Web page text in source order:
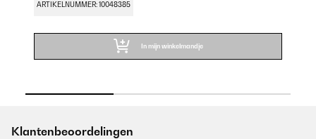
ARTIKELNUMMER: 10048385
In mijn winkelmandje
Klantenbeoordelingen